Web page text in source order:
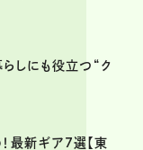
しにも役立つ“ク
最新ギア7選【東